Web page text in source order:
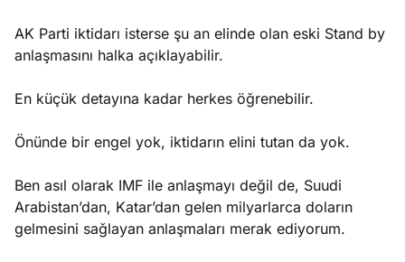
AK Parti iktidarı isterse şu an elinde olan eski Stand by
anlaşmasını halka açıklayabilir.
En küçük detayına kadar herkes öğrenebilir.
Önünde bir engel yok, iktidarın elini tutan da yok.
Ben asıl olarak IMF ile anlaşmayı değil de, Suudi
Arabistan’dan, Katar’dan gelen milyarlarca doların
gelmesini sağlayan anlaşmaları merak ediyorum.